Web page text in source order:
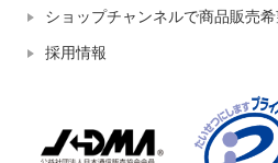
ショップチャンネルで商品販売
採用情報